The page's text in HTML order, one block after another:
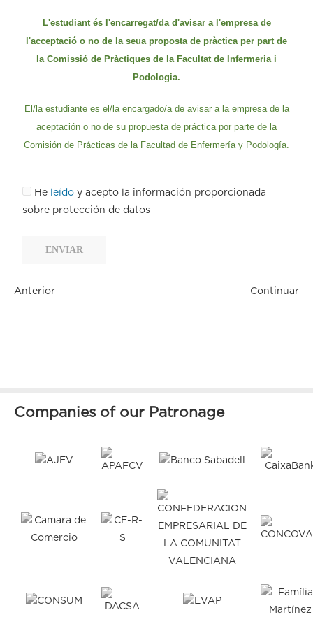
L'estudiant és l'encarregat/da d'avisar a l'empresa de
l'acceptació o no de la seua proposta de pràctica per part de
la Comissió de Pràctiques de la Facultat de Infermeria i
Podologia.
El/la estudiante es el/la encargado/a de avisar a la empresa de la
aceptación o no de su propuesta de práctica por parte de la
Comisión de Prácticas de la Facultad de Enfermería y Podología.
He leído y acepto la información proporcionada
sobre protección de datos
ENVIAR
Anterior Continuar
Companies of our Patronage